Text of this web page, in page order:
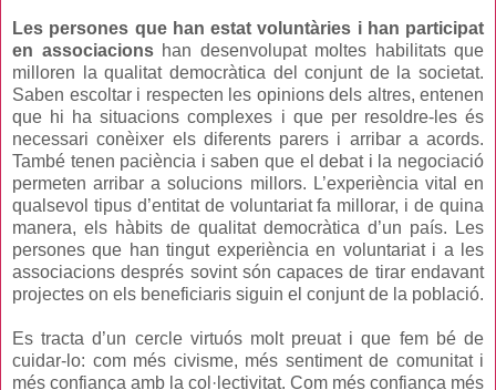
Les persones que han estat voluntàries i han participat
en associacionshan desenvolupat moltes habilitats que
milloren la qualitat democràtica del conjunt de la societat.
Saben escoltar i respecten les opinions dels altres, entenen
que hi ha situacions complexes i que per resoldre-les és
necessari conèixer els diferents parers i arribar a acords.
També tenen paciència i saben que el debat i la negociació
permeten arribar a solucions millors. L’experiència vital en
qualsevol tipus d’entitat de voluntariat fa millorar, i de quina
manera, els hàbits de qualitat democràtica d’un país. Les
persones que han tingut experiència en voluntariat i a les
associacions després sovint són capaces de tirar endavant
projectes on els beneficiaris siguin el conjunt de la població.
Es tracta d’un cercle virtuós molt preuat i que fem bé de
cuidar-lo: com més civisme, més sentiment de comunitat i
més confiança amb la col·lectivitat. Com més confiança més